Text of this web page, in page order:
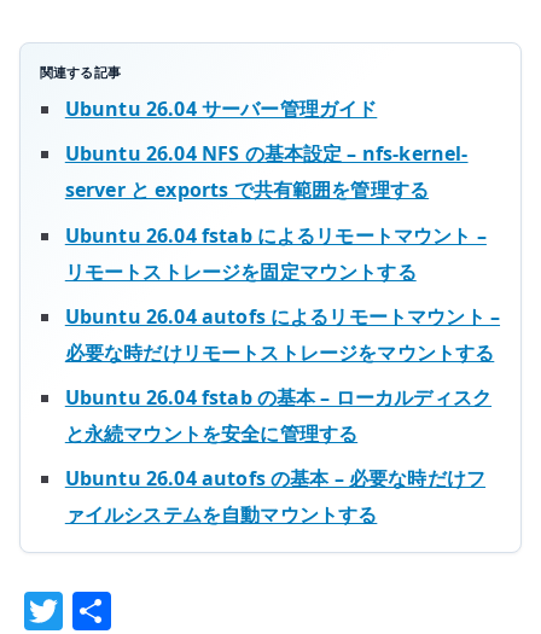
関連する記事
Ubuntu 26.04 サーバー管理ガイド
Ubuntu 26.04 NFS の基本設定 – nfs-kernel-
server と exports で共有範囲を管理する
Ubuntu 26.04 fstab によるリモートマウント –
リモートストレージを固定マウントする
Ubuntu 26.04 autofs によるリモートマウント –
必要な時だけリモートストレージをマウントする
Ubuntu 26.04 fstab の基本 – ローカルディスク
と永続マウントを安全に管理する
Ubuntu 26.04 autofs の基本 – 必要な時だけフ
ァイルシステムを自動マウントする
T